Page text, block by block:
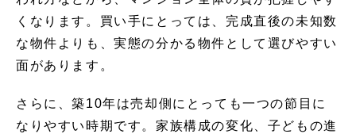
くなります。買い手にとっては、完成直後の未知数
な物件よりも、実態の分かる物件として選びやすい
面があります。
さらに、築10年は売却側にとっても一つの節目に
なりやすい時期です。家族構成の変化、子どもの進